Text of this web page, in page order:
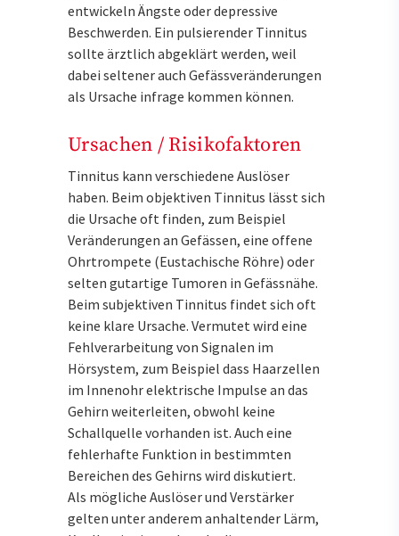
entwickeln Ängste oder depressive
Beschwerden. Ein pulsierender Tinnitus
sollte ärztlich abgeklärt werden, weil
dabei seltener auch Gefässveränderungen
als Ursache infrage kommen können.
Ursachen / Risikofaktoren
Tinnitus kann verschiedene Auslöser
haben. Beim objektiven Tinnitus lässt sich
die Ursache oft finden, zum Beispiel
Veränderungen an Gefässen, eine offene
Ohrtrompete (Eustachische Röhre) oder
selten gutartige Tumoren in Gefässnähe.
Beim subjektiven Tinnitus findet sich oft
keine klare Ursache. Vermutet wird eine
Fehlverarbeitung von Signalen im
Hörsystem, zum Beispiel dass Haarzellen
im Innenohr elektrische Impulse an das
Gehirn weiterleiten, obwohl keine
Schallquelle vorhanden ist. Auch eine
fehlerhafte Funktion in bestimmten
Bereichen des Gehirns wird diskutiert.
Als mögliche Auslöser und Verstärker
gelten unter anderem anhaltender Lärm,